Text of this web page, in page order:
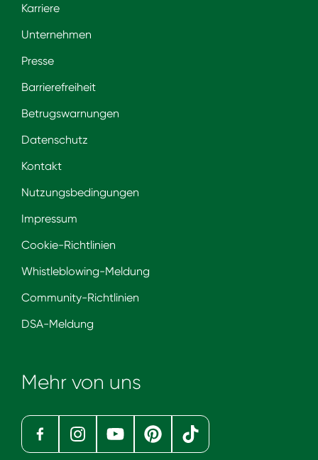
Karriere
Unternehmen
Presse
Barrierefreiheit
Betrugswarnungen
Datenschutz
Kontakt
Nutzungsbedingungen
Impressum
Cookie-Richtlinien
Whistleblowing-Meldung
Community-Richtlinien
DSA-Meldung
Mehr von uns